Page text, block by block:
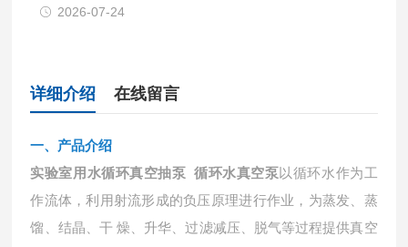
2026-07-24
详细介绍 在线留言
一、 产品介绍
实验室用水循环真空抽泵 循环水真空泵以循环水作为工
作流体，利用射流形成的负压原理进行作业，为蒸发、蒸
馏、结晶、干燥、升华、过滤减压、脱气等过程提供真空